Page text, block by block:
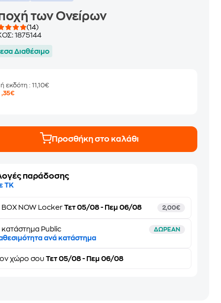
των Ονείρων
(14)
1875144
Διαθέσιμο
εκδότη: 11,10€
,35€
Προσθήκη στο καλάθι
παράδοσης
ΤΚ
BOX NOW Locker Τετ 05/08 - Πεμ 06/08 2,00€
κατάστημα Public ΔΩΡΕΑΝ
ανά κατάστημα
χώρο σου Τετ 05/08 - Πεμ 06/08